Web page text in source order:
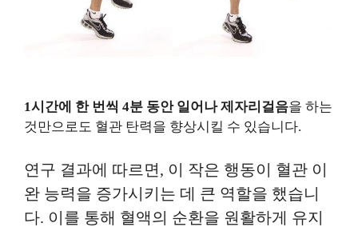
1시간에 한 번씩 4분 동안 일어나 제자리걸음을 하는
것만으로도 혈관 탄력을 향상시킬 수 있습니다.
연구 결과에 따르면, 이 작은 행동이 혈관 이
완 능력을 증가시키는 데 큰 역할을 했습니
다. 이를 통해 혈액의 순환을 원활하게 유지